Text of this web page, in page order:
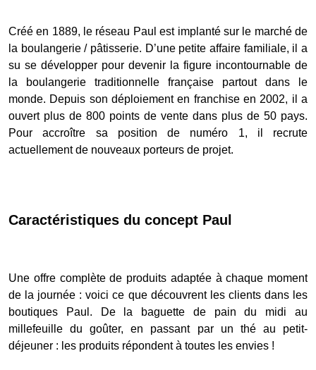
Créé en 1889, le réseau Paul est implanté sur le marché de
la boulangerie / pâtisserie. D’une petite affaire familiale, il a
su se développer pour devenir la figure incontournable de
la boulangerie traditionnelle française partout dans le
monde. Depuis son déploiement en franchise en 2002, il a
ouvert plus de 800 points de vente dans plus de 50 pays.
Pour accroître sa position de numéro 1, il recrute
actuellement de nouveaux porteurs de projet.
Caractéristiques du concept Paul
Une offre complète de produits adaptée à chaque moment
de la journée : voici ce que découvrent les clients dans les
boutiques Paul. De la baguette de pain du midi au
millefeuille du goûter, en passant par un thé au petit-
déjeuner : les produits répondent à toutes les envies !